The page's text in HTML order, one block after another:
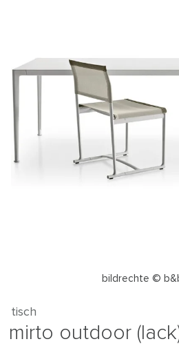
bildrechte ©
tisch
mirto outdoor